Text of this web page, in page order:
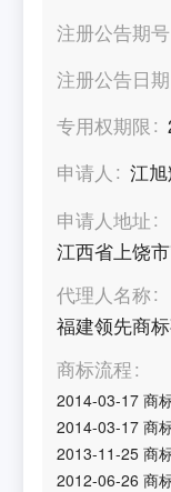
注册公告期号
注册公告日期
专用权期限
申请人
江
申请人地址
江西省上饶
代理人名称
福建领先商
商标流程
2014-03-17 商
2014-03-17 商
2013-11-25 商
2012-06-26 商